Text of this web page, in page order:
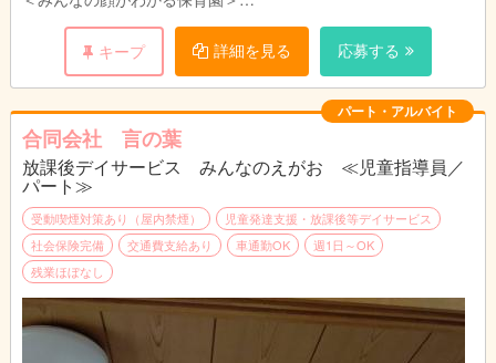
小規模ならではのメリットとして
「みんなの顔がわかる」ことが強みです！
子どもたちはもちろん、職員や保護者など
みんなの顔がわかる環境で、ゆったりと保育を行っています。
＜ゆとりを持って保育を行っています＞
小規模な保育園ではありますが、子ども達に偏りなく様々な体験
をしてもらいたいとの思いを共有しながら、日々の保育を行って
います。
特に「おんがくあそび」「うんどうあそび」では、園外から専門
講師を招き、子ども達と一緒に職員も楽しみながら学びを深めて
います。
ひとりひとりの成長を実感しながら、じっくりと個性を伸ばす保
育を行うことができます。
キープ 詳細を見る 応募する
パート・アルバイト
合同会社 言の葉
放課後デイサービス みんなのえがお ≪児童指導員／
パート≫
受動喫煙対策あり（屋内禁煙）
児童発達支援・放課後等デイサービス
社会保険完備
交通費支給あり 車通勤OK
週1日～OK
残業ほぼなし